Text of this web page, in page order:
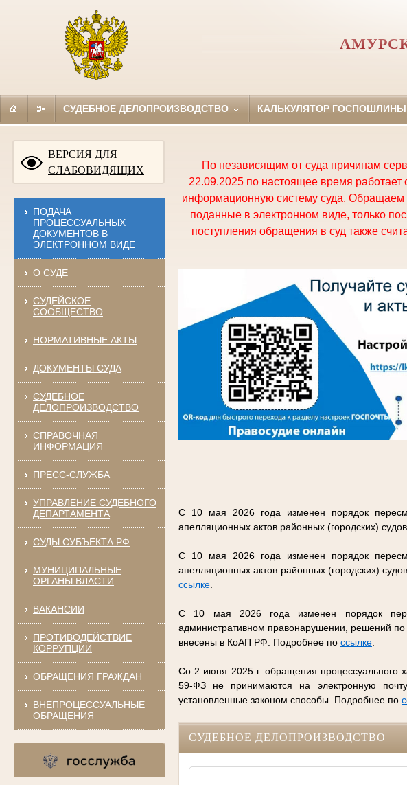
СУДЕБНОЕ ДЕЛОПРОИЗВОДСТВО КАЛЬКУЛЯТОР ГОСПОШЛИНЫ
ВЕРСИЯ ДЛЯ
СЛАБОВИДЯЩИХ
ПОДАЧА
ПРОЦЕССУАЛЬНЫХ
ДОКУМЕНТОВ В
ЭЛЕКТРОННОМ ВИДЕ
О СУДЕ
СУДЕЙСКОЕ
СООБЩЕСТВО
НОРМАТИВНЫЕ АКТЫ
ДОКУМЕНТЫ СУДА
СУДЕБНОЕ
ДЕЛОПРОИЗВОДСТВО
СПРАВОЧНАЯ
ИНФОРМАЦИЯ
ПРЕСС-СЛУЖБА
УПРАВЛЕНИЕ СУДЕБНОГО
ДЕПАРТАМЕНТА
СУДЫ СУБЪЕКТА РФ
МУНИЦИПАЛЬНЫЕ
ОРГАНЫ ВЛАСТИ
ВАКАНСИИ
ПРОТИВОДЕЙСТВИЕ
КОРРУПЦИИ
ОБРАЩЕНИЯ ГРАЖДАН
ВНЕПРОЦЕССУАЛЬНЫЕ
ОБРАЩЕНИЯ
По независящим от суда причинам
22.09.2025 по настоящее время
информационную систему суда. Обращаем
поданные в электронном виде, только
поступления обращения в суд также
С 10 мая 2026 года изменен порядок
апелляционных актов районных (городских)
С 10 мая 2026 года изменен порядок
апелляционных актов районных (городских)
ссылке.
С 10 мая 2026 года изменен порядок
административном правонарушении, решений по
внесены в КоАП РФ. Подробнее по ссылке.
Со 2 июня 2025 г. обращения процессуального
59-ФЗ не принимаются на электронную
установленные законом способы. Подробнее по
СУДЕБНОЕ ДЕЛОПРОИЗВОДСТВО